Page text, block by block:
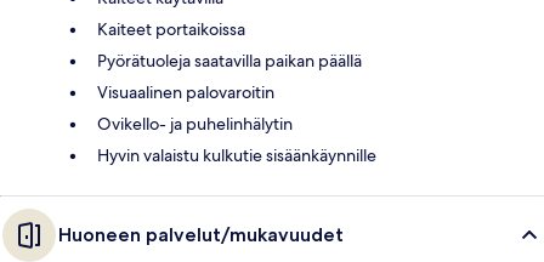
Kaiteet portaikoissa
Pyörätuoleja saatavilla paikan päällä
Visuaalinen palovaroitin
Ovikello- ja puhelinhälytin
Hyvin valaistu kulkutie sisäänkäynnille
Huoneen palvelut/mukavuudet